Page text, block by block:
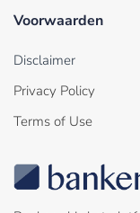
Voorwaarden
Disclaimer
Privacy Policy
Terms of Use